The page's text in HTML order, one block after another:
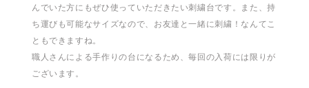
んでいた方にもぜひ使っていただきたい刺繍台です。また、持
ち運びも可能なサイズなので、お友達と一緒に刺繍！なんてこ
ともできますね。
職人さんによる手作りの台になるため、毎回の入荷には限りが
ございます。